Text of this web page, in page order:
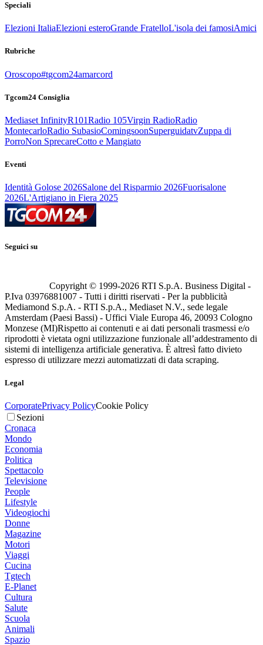
Speciali
Elezioni ItaliaElezioni esteroGrande FratelloL'isola dei famosiAmici
Rubriche
Oroscopo#tgcom24amarcord
Tgcom24 Consiglia
Mediaset InfinityR101Radio 105Virgin RadioRadio
MontecarloRadio SubasioComingsoonSuperguidatvZuppa di
PorroNon SprecareCotto e Mangiato
Eventi
Identità Golose 2026Salone del Risparmio 2026Fuorisalone
2026L'Artigiano in Fiera 2025
Seguici su
Copyright © 1999-2026 RTI S.p.A. Business Digital -
P.Iva 03976881007 - Tutti i diritti riservati - Per la pubblicità
Mediamond S.p.A. - RTI S.p.A., Mediaset N.V., sede legale
Amsterdam (Paesi Bassi) - Uffici Viale Europa 46, 20093 Cologno
Monzese (MI)Rispetto ai contenuti e ai dati personali trasmessi e/o
riprodotti è vietata ogni utilizzazione funzionale all’addestramento di
sistemi di intelligenza artificiale generativa. È altresì fatto divieto
espresso di utilizzare mezzi automatizzati di data scraping.
Legal
CorporatePrivacy PolicyCookie Policy
Sezioni
Cronaca
Mondo
Economia
Politica
Spettacolo
Televisione
People
Lifestyle
Videogiochi
Donne
Magazine
Motori
Viaggi
Cucina
Tgtech
E-Planet
Cultura
Salute
Scuola
Animali
Spazio